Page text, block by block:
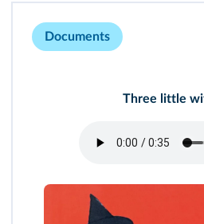
Documents
Three little